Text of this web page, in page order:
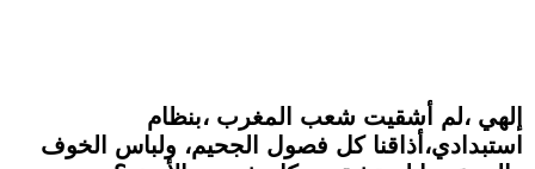
إلهي ،لم أشقيت شعب المغرب ،بنظام
استبدادي،أذاقنا كل فصول الجحيم، ولباس الخوف